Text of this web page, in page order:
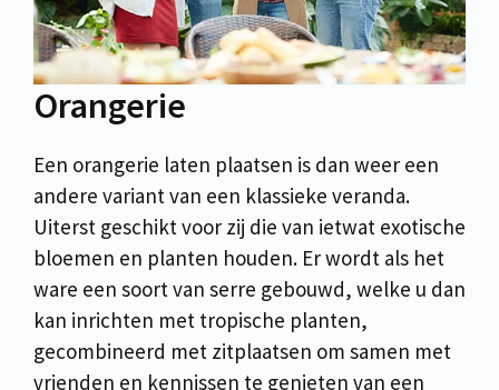
Orangerie
Een orangerie laten plaatsen is dan weer een
andere variant van een klassieke veranda.
Uiterst geschikt voor zij die van ietwat exotische
bloemen en planten houden. Er wordt als het
ware een soort van serre gebouwd, welke u dan
kan inrichten met tropische planten,
gecombineerd met zitplaatsen om samen met
vrienden en kennissen te genieten van een